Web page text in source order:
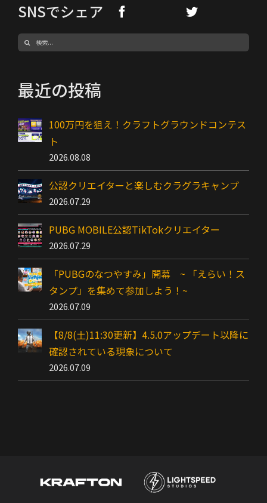
SNSでシェア
検
最近の投稿
100万円を狙え！クラフトグラウンドコンテス
ト
2026.08.08
公認クリエイターと楽しむクラグラキャンプ
2026.07.29
PUBG MOBILE公認TikTokクリエイター
2026.07.29
「PUBGのなつやすみ」開幕 ~ 「えらい！ス
タンプ」を集めて参加しよう！~
2026.07.09
【8/8(土)11:30更新】4.5.0アップデート以降に
確認されている現象について
2026.07.09